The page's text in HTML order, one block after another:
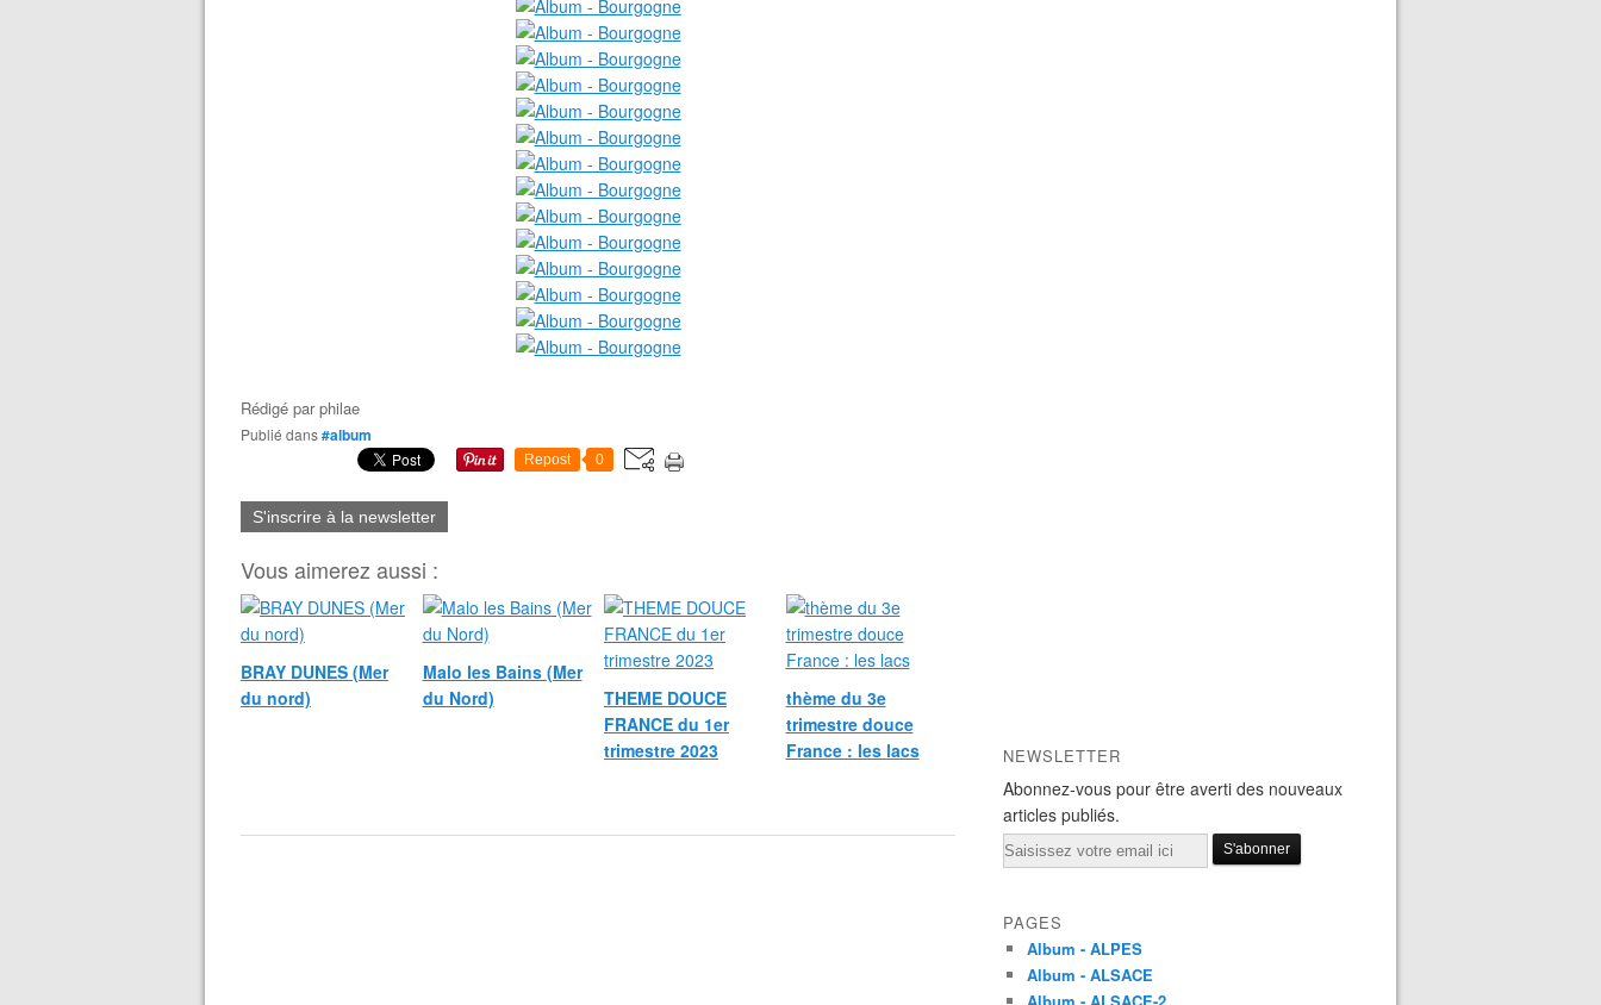
Rédigé parphilae
Publié dans#album
Repost 0
S'inscrire à la newsletter
Vous aimerez aussi :
BRAY DUNES (Mer
du nord)
Malo les Bains (Mer
du Nord)
THEME DOUCE
FRANCE du 1er
trimestre 2023
thème du 3e
trimestre douce
France : les lacs
NEWSLETTER
Abonnez-vous pour être averti des nouveaux
articles publiés.
Email
PAGES
Album - ALPES
Album - ALSACE